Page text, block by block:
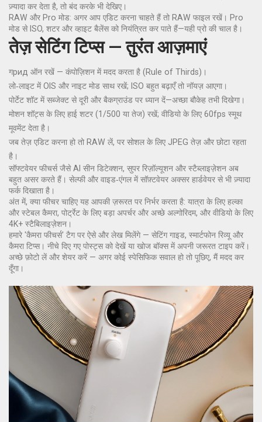
ज़्यादा कर देता है, तो बंद करके भी देखिए।
RAW और Pro मोड: अगर आप एडिट करना चाहते हैं तो RAW फाइल रखें। Pro
मोड से ISO, शटर और व्हाइट बैलेंस को नियंत्रित कर पाते हैं—यही प्रो की चाल है।
तेज़ सेटिंग टिप्स — तुरंत आज़माएं
गрид ऑन रखें — कंपोज़िशन में मदद करता है (Rule of Thirds)।
लो‑लाइट में OIS और नाइट मोड साथ रखें; ISO बहुत बढ़ाएँ तो नॉयज़ आएगा।
पोर्टेट शॉट में सब्जेक्ट से दूरी और बैकग्राउंड पर ध्यान दें—अच्छा बौकेह तभी दिखेगा।
मोशन शॉट्स के लिए हाई शटर (1/500 या तेज) रखें; वीडियो के लिए 60fps स्मूथ
मूवमेंट देता है।
जब तेज़ एडिट करना हो तो RAW लें, पर सोशल के लिए JPEG तेज़ और छोटा रहता
है।
सॉफ्टवेयर फीचर्स जैसे AI सीन डिटेक्शन, सुपर रिज़ॉल्यूशन और स्टैब्लाइज़ेशन अब
बहुत असर करते हैं। सेल्फी और वाइड‑एंगल में सॉफ़्टवेयर अक्सर हार्डवेयर से भी ज़्यादा
फर्क दिखाता है।
अंत में, क्या फीचर चाहिए यह आपकी ज़रूरत पर निर्भर करता है: यात्रा के लिए हल्का
और स्टेबल कैमरा, पोर्ट्रेट के लिए बड़ा अपर्चर और अच्छे अल्गोरिदम, और वीडियो के लिए
4K+ स्टैबिलाइज़ेशन।
हमारे 'कैमरा फीचर्स' टैग पर ऐसे और लेख मिलेंगे — सेटिंग गाइड, स्मार्टफोन रिव्यू और
कैमरा टिप्स। नीचे दिए गए पोस्ट्स को देखें या खोज बॉक्स में अपनी जरूरत टाइप करें।
अच्छे फ़ोटो लें और शेयर करें — अगर कोई स्पेसिफिक सवाल हो तो पूछिए, मैं मदद कर
दूँगा।